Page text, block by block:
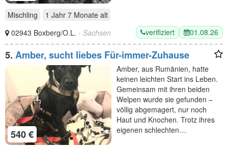
Mischling 1 Jahr 7 Monate alt
02943 Boxberg/O.L. - Sachsen verifiziert 01.08.26
5. Amber, sucht liebes Für-immer-Zuhause
540 €
Amber, aus Rumänien, hatte
keinen leichten Start ins Leben.
Gemeinsam mit ihren beiden
Welpen wurde sie gefunden –
völlig abgemagert, nur noch
Haut und Knochen. Trotz ihres
eigenen schlechten…